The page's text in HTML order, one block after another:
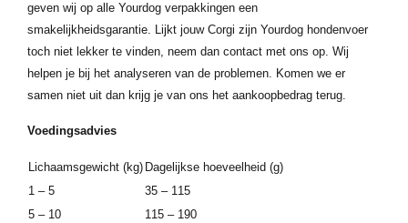
geven wij op alle Yourdog verpakkingen een
smakelijkheidsgarantie. Lijkt jouw Corgi zijn Yourdog hondenvoer
toch niet lekker te vinden, neem dan contact met ons op. Wij
helpen je bij het analyseren van de problemen. Komen we er
samen niet uit dan krijg je van ons het aankoopbedrag terug.
Voedingsadvies
Lichaamsgewicht (kg) Dagelijkse hoeveelheid (g)
1 – 5
35 – 115
5 – 10
115 – 190